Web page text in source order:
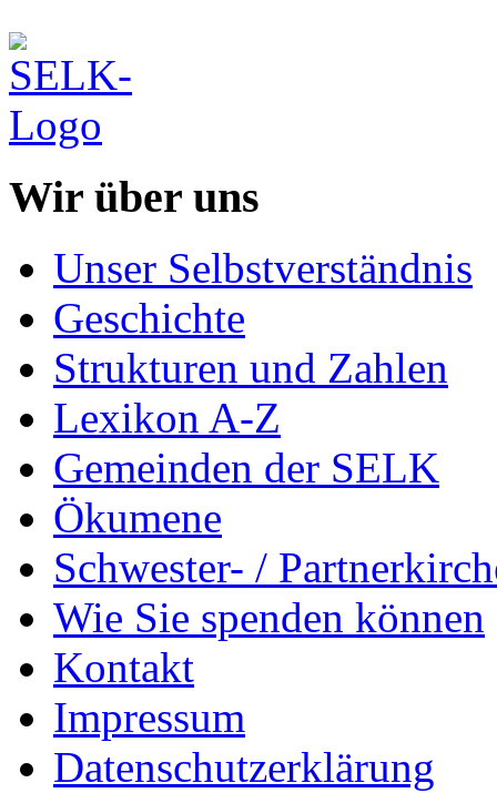
Wir über uns
Unser Selbstverständnis
Geschichte
Strukturen und Zahlen
Lexikon A-Z
Gemeinden der SELK
Ökumene
Schwester- /
Wie Sie spenden können
Kontakt
Impressum
Datenschutzerklärung